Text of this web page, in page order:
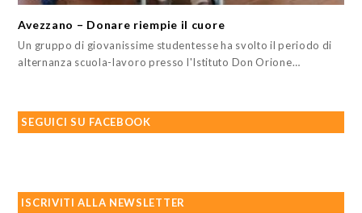
Avezzano – Donare riempie il cuore
Un gruppo di giovanissime studentesse ha svolto il periodo di
alternanza scuola-lavoro presso l'Istituto Don Orione…
SEGUICI SU FACEBOOK
ISCRIVITI ALLA NEWSLETTER